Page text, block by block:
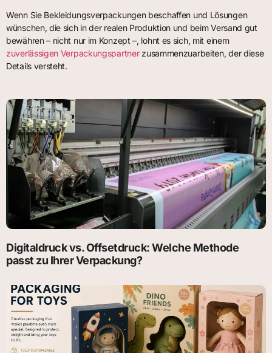
Wenn Sie Bekleidungsverpackungen beschaffen und Lösungen
wünschen, die sich in der realen Produktion und beim Versand gut
bewähren – nicht nur im Konzept –, lohnt es sich, mit einem
zuverlässigen Verpackungspartnerzusammenzuarbeiten, der diese
Details versteht.
Digitaldruck vs. Offsetdruck: Welche Methode
passt zu Ihrer Verpackung?